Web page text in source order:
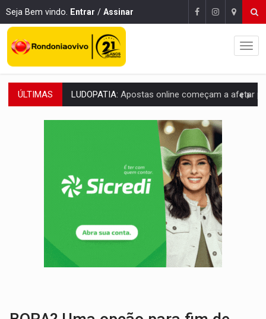
Seja Bem vindo. Entrar / Assinar
ÚLTIMAS REFLORESTAMENTO: Plantar árvores não será mais suficiente para
OVNIS NA LUA:Cientistas alertam para possível base secreta no satélite
ACABOU COM PEUGEOT: Incêndio destrói carro que era rebocado para oficina
Ladrão é filmado furtando moto na frente do bar
BOLSAS DE PESQUISA: Iniciativa Amazônia+10 lança chamada para fortalecer
Brasil tem grandes reservas de urânio, mas produz pouco e
VÍDEO:Serpente capturada na fábrica da Coca-Cola é
HOMENAGEM: Cientistas cassados pelo AI-5 se tornam pesquisadores